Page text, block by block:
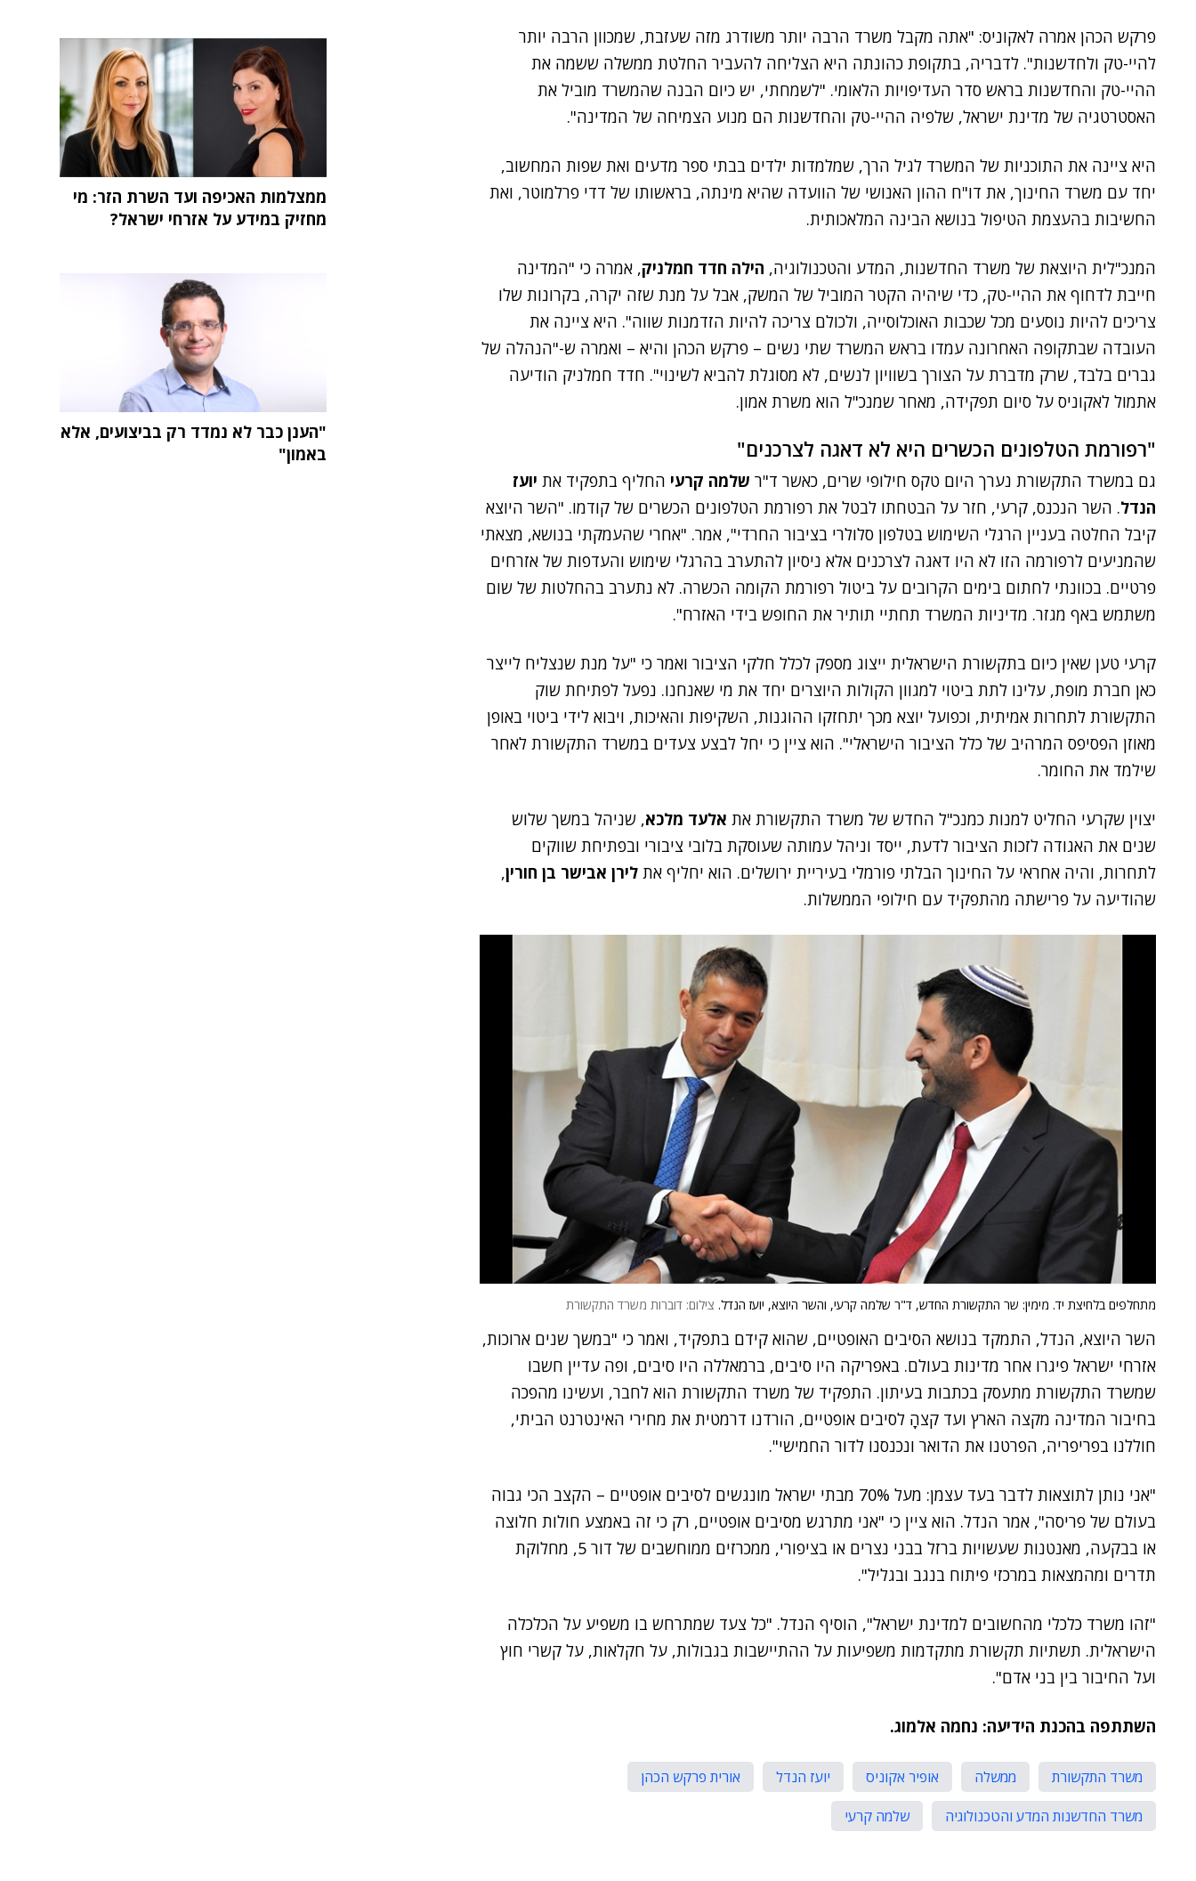
פרקש הכהן אמרה לאקוניס: "אתה מקבל משרד הרבה יותר משודרג מזה שעזבת, שמכוון הרבה יותר
להיי-טק ולחדשנות". לדבריה, בתקופת כהונתה היא הצליחה להעביר החלטת ממשלה ששמה את
ההיי-טק והחדשנות בראש סדר העדיפויות הלאומי. "לשמחתי, יש כיום הבנה שהמשרד מוביל את
האסטרטגיה של מדינת ישראל, שלפיה ההיי-טק והחדשנות הם מנוע הצמיחה של המדינה".
היא ציינה את התוכניות של המשרד לגיל הרך, שמלמדות ילדים בבתי ספר מדעים ואת שפות המחשוב,
יחד עם משרד החינוך, את דו"ח ההון האנושי של הוועדה שהיא מינתה, בראשותו של דדי פרלמוטר, ואת
החשיבות בהעצמת הטיפול בנושא הבינה המלאכותית.
המנכ"לית היוצאת של משרד החדשנות, המדע והטכנולוגיה, הילה חדד חמלניק, אמרה כי "המדינה
חייבת לדחוף את ההיי-טק, כדי שיהיה הקטר המוביל של המשק, אבל על מנת שזה יקרה, בקרונות שלו
צריכים להיות נוסעים מכל שכבות האוכלוסייה, ולכולם צריכה להיות הזדמנות שווה". היא ציינה את
העובדה שבתקופה האחרונה עמדו בראש המשרד שתי נשים – פרקש הכהן והיא – ואמרה ש-"הנהלה של
גברים בלבד, שרק מדברת על הצורך בשוויון לנשים, לא מסוגלת להביא לשינוי". חדד חמלניק הודיעה
אתמול לאקוניס על סיום תפקידה, מאחר שמנכ"ל הוא משרת אמון.
"רפורמת הטלפונים הכשרים היא לא דאגה לצרכנים"
גם במשרד התקשורת נערך היום טקס חילופי שרים, כאשר ד"ר שלמה קרעי החליף בתפקיד את יועז
הנדל. השר הנכנס, קרעי, חזר על הבטחתו לבטל את רפורמת הטלפונים הכשרים של קודמו. "השר היוצא
קיבל החלטה בעניין הרגלי השימוש בטלפון סלולרי בציבור החרדי", אמר. "אחרי שהעמקתי בנושא, מצאתי
שהמניעים לרפורמה הזו לא היו דאגה לצרכנים אלא ניסיון להתערב בהרגלי שימוש והעדפות של אזרחים
פרטיים. בכוונתי לחתום בימים הקרובים על ביטול רפורמת הקומה הכשרה. לא נתערב בהחלטות של שום
משתמש באף מגזר. מדיניות המשרד תחתיי תותיר את החופש בידי האזרח".
קרעי טען שאין כיום בתקשורת הישראלית ייצוג מספק לכלל חלקי הציבור ואמר כי "על מנת שנצליח לייצר
כאן חברת מופת, עלינו לתת ביטוי למגוון הקולות היוצרים יחד את מי שאנחנו. נפעל לפתיחת שוק
התקשורת לתחרות אמיתית, וכפועל יוצא מכך יתחזקו ההוגנות, השקיפות והאיכות, ויבוא לידי ביטוי באופן
מאוזן הפסיפס המרהיב של כלל הציבור הישראלי". הוא ציין כי יחל לבצע צעדים במשרד התקשורת לאחר
שילמד את החומר.
יצוין שקרעי החליט למנות כמנכ"ל החדש של משרד התקשורת את אלעד מלכא, שניהל במשך שלוש
שנים את האגודה לזכות הציבור לדעת, ייסד וניהל עמותה שעוסקת בלובי ציבורי ובפתיחת שווקים
לתחרות, והיה אחראי על החינוך הבלתי פורמלי בעיריית ירושלים. הוא יחליף את לירן אבישר בן חורין,
שהודיעה על פרישתה מהתפקיד עם חילופי הממשלות.
מתחלפים בלחיצת יד. מימין: שר התקשורת החדש, ד"ר שלמה קרעי, והשר היוצא, יועז הנדל. צילום: דוברות משרד התקשורת
השר היוצא, הנדל, התמקד בנושא הסיבים האופטיים, שהוא קידם בתפקיד, ואמר כי "במשך שנים ארוכות,
אזרחי ישראל פיגרו אחר מדינות בעולם. באפריקה היו סיבים, ברמאללה היו סיבים, ופה עדיין חשבו
שמשרד התקשורת מתעסק בכתבות בעיתון. התפקיד של משרד התקשורת הוא לחבר, ועשינו מהפכה
בחיבור המדינה מקצה הארץ ועד קצהָ לסיבים אופטיים, הורדנו דרמטית את מחירי האינטרנט הביתי,
חוללנו בפריפריה, הפרטנו את הדואר ונכנסנו לדור החמישי".
"אני נותן לתוצאות לדבר בעד עצמן: מעל 70% מבתי ישראל מונגשים לסיבים אופטיים – הקצב הכי גבוה
בעולם של פריסה", אמר הנדל. הוא ציין כי "אני מתרגש מסיבים אופטיים, רק כי זה באמצע חולות חלוצה
או בבקעה, מאנטנות שעשויות ברזל בבני נצרים או בציפורי, ממכרזים ממוחשבים של דור 5, מחלוקת
תדרים ומהמצאות במרכזי פיתוח בנגב ובגליל".
"זהו משרד כלכלי מהחשובים למדינת ישראל", הוסיף הנדל. "כל צעד שמתרחש בו משפיע על הכלכלה
הישראלית. תשתיות תקשורת מתקדמות משפיעות על ההתיישבות בגבולות, על חקלאות, על קשרי חוץ
ועל החיבור בין בני אדם".
השתתפה בהכנת הידיעה: נחמה אלמוג.
משרד התקשורת ממשלה אופיר אקוניס יועז הנדל
אורית פרקש הכהן
משרד החדשנות המדע והטכנולוגיה
שלמה קרעי
ממצלמות האכיפה ועד השרת הזר: מי
מחזיק במידע על אזרחי ישראל?
"הענן כבר לא נמדד רק בביצועים, אלא
באמון"